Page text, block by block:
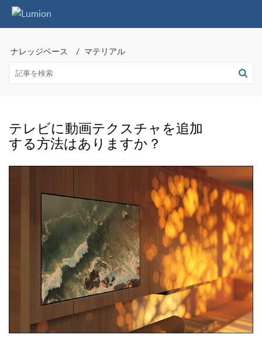
ナレッジベース マテリアル
テレビに動画テクスチャを追加
する方法はありますか？